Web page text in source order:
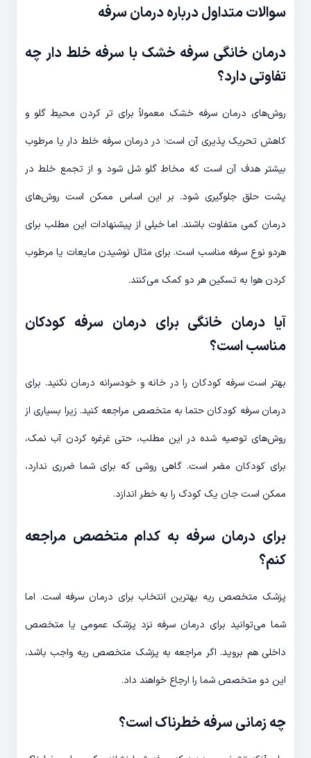
سوالات متداول درباره درمان سرفه
درمان خانگی سرفه خشک با سرفه خلط دار چه
تفاوتی دارد؟
روش‌های درمان سرفه خشک معمولاً برای تر کردن محیط گلو و
کاهش تحریک پذیری آن است؛ در درمان سرفه خلط دار یا مرطوب
بیشتر هدف آن است که مخاط گلو شل شود و از تجمع خلط در
پشت حلق جلوگیری شود. بر این اساس ممکن است روش‌های
درمان کمی متفاوت باشند. اما خیلی از پیشنهادات این مطلب برای
هردو نوع سرفه مناسب است. برای مثال نوشیدن مایعات یا مرطوب
کردن هوا به تسکین هر دو کمک می‌کنند.
آیا درمان خانگی برای درمان سرفه کودکان
مناسب است؟
بهتر است سرفه کودکان را در خانه و خودسرانه درمان نکنید. برای
درمان سرفه کودکان حتما به متخصص مراجعه کنید. زیرا بسیاری از
روش‌های توصیه شده در این مطلب، حتی غرغره کردن آب نمک،
برای کودکان مضر است. گاهی روشی که برای شما ضرری ندارد،
ممکن است جان یک کودک را به خطر اندازد.
برای درمان سرفه به کدام متخصص مراجعه
کنم؟
پزشک متخصص ریه بهترین انتخاب برای درمان سرفه است. اما
شما می‌توانید برای درمان سرفه نزد پزشک عمومی یا متخصص
داخلی هم بروید. اگر مراجعه به پزشک متخصص ریه واجب باشد،
این دو متخصص شما را ارجاع خواهند داد.
چه زمانی سرفه خطرناک است؟